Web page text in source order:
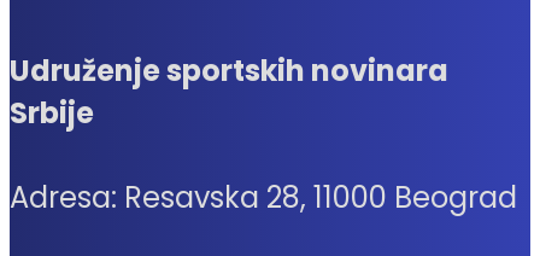
Udruženje sportskih novinara
Srbije
Adresa: Resavska 28, 11000 Beograd